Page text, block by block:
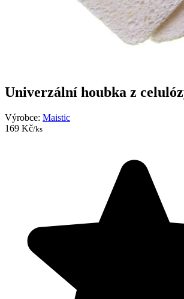
Univerzální houbka z
Výrobce: Maistic
169 Kč/ks